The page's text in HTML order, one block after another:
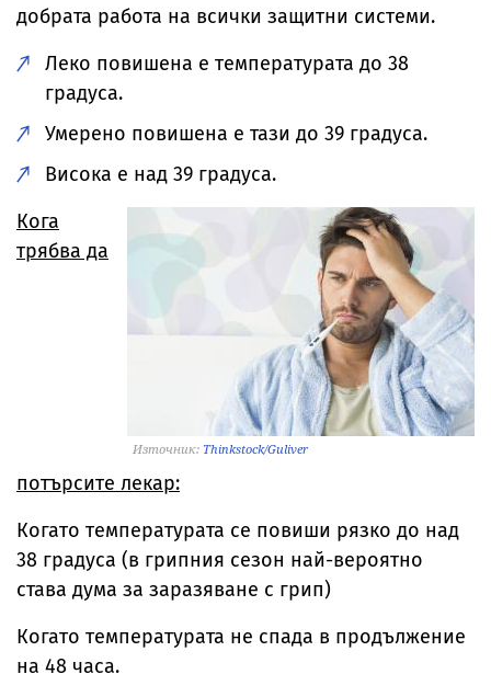
добрата работа на всички защитни системи.
Леко повишена е температурата до 38
градуса.
Умерено повишена е тази до 39 градуса.
Висока е над 39 градуса.
Източник: Thinkstock/Guliver
Кога
трябва да
потърсите лекар:
Когато температурата се повиши рязко до над
38 градуса (в грипния сезон най-вероятно
става дума за заразяване с грип)
Когато температурата не спада в продължение
на 48 часа.